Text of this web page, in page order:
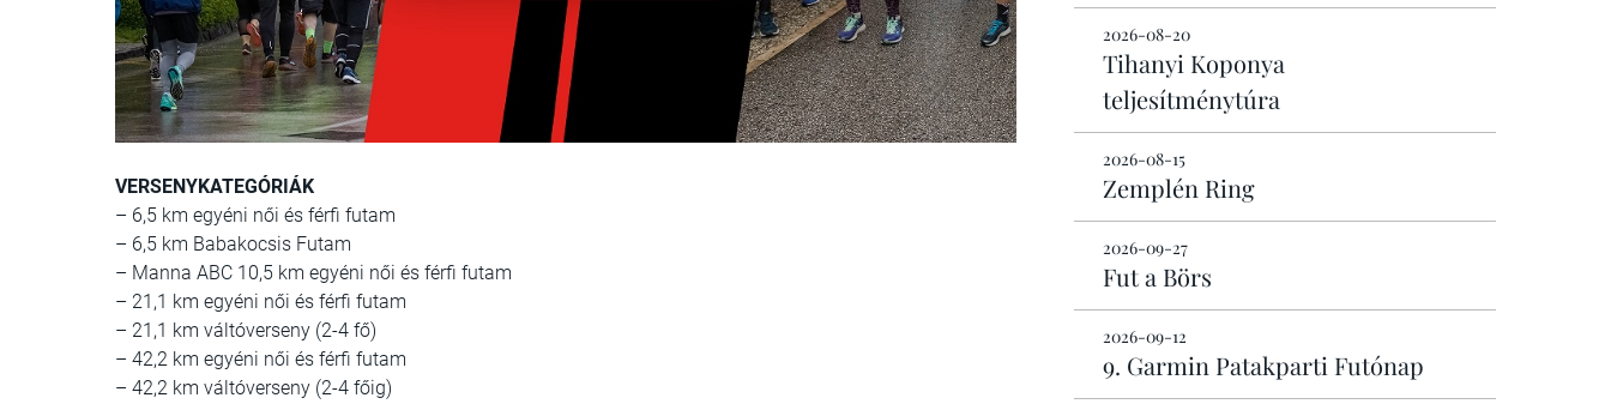
VERSENYKATEGÓRIÁK
– 6,5 km egyéni női és férfi futam
– 6,5 km Babakocsis Futam
– Manna ABC 10,5 km egyéni női és férfi futam
– 21,1 km egyéni női és férfi futam
– 21,1 km váltóverseny (2-4 fő)
– 42,2 km egyéni női és férfi futam
– 42,2 km váltóverseny (2-4 főig)
2026-08-20
Tihanyi Koponya
teljesítménytúra
2026-08-15
Zemplén Ring
2026-09-27
Fut a Börs
2026-09-12
9. Garmin Patakparti Futónap